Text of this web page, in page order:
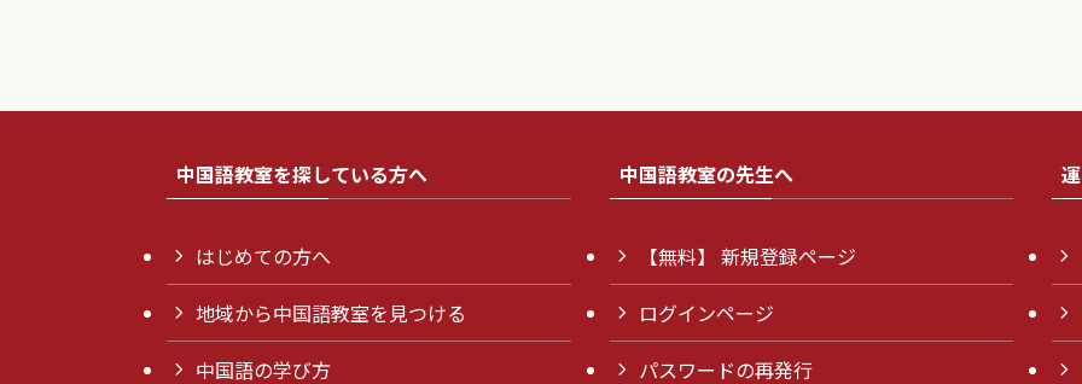
中国語教室を探している方へ
はじめての方へ
地域から中国語教室を見つける
中国語の学び方
中国語教室の先生へ
【無料】 新規登録ページ
ログインページ
パスワードの再発行